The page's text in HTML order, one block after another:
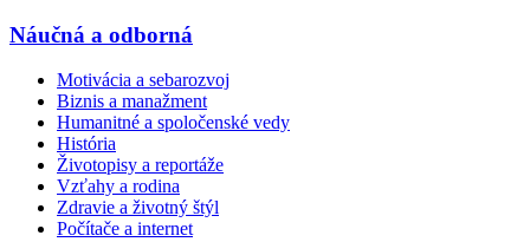
Náučná a odborná
Motivácia a sebarozvoj
Biznis a manažment
Humanitné a spoločenské vedy
História
Životopisy a reportáže
Vzťahy a rodina
Zdravie a životný štýl
Počítače a internet